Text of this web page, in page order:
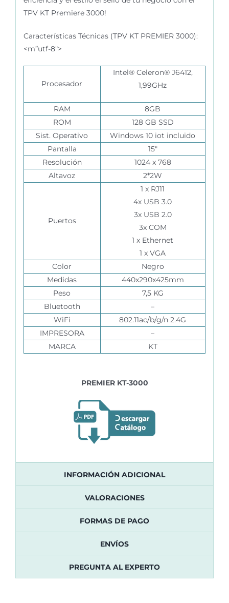
TPV KT Premiere 3000!
Características Técnicas (TPV KT PREMIER 3000):
<m”utf-8″>
Procesador
Intel® Celeron® J6412,
1,99GHz
RAM
8GB
ROM
128 GB SSD
Sist. Operativo
Windows 10 iot incluido
Pantalla
15″
Resolución
1024 x 768
Altavoz
2*2W
Puertos
1 x RJ11
4x USB 3.0
3x USB 2.0
3x COM
1 x Ethernet
1 x VGA
Color
Negro
Medidas
440x290x425mm
Peso
7,5 KG
Bluetooth
–
WiFi
802.11ac/b/g/n 2.4G
IMPRESORA
–
MARCA
KT
PREMIER KT-3000
INFORMACIÓN ADICIONAL
VALORACIONES
FORMAS DE PAGO
ENVÍOS
PREGUNTA AL EXPERTO